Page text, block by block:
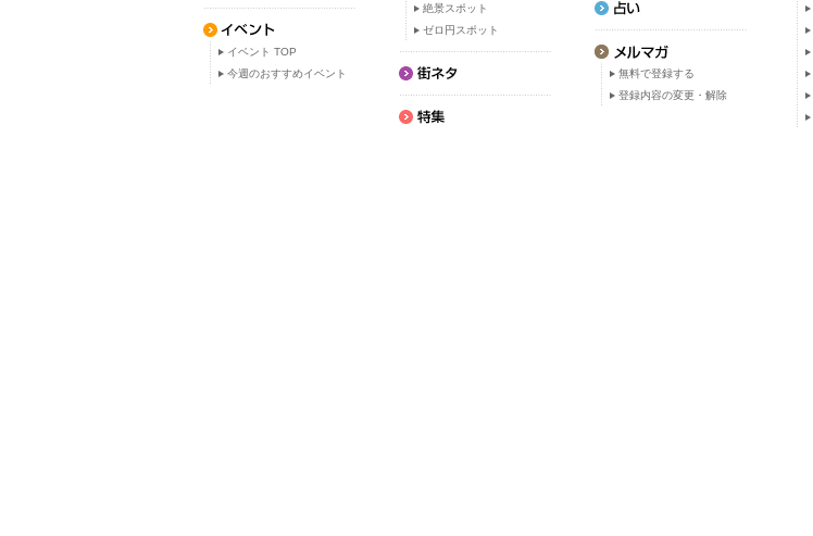
イベント TOP
今週のおすすめイベント
絶景スポット
ゼロ円スポット
無料で登録する
登録内容の変更・解除